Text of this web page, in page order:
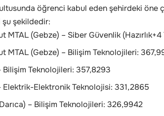
öğrenci kabul eden şehirdeki öne
şu şekildedir:
MTAL (Gebze) – Siber Güvenlik (Hazırlık+4
MTAL (Gebze) – Bilişim Teknolojileri:
Bilişim Teknolojileri: 357,8293
Elektrik-Elektronik Teknolojisi: 331,2865
– Bilişim Teknolojileri: 326,9942